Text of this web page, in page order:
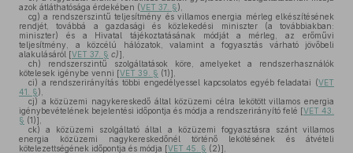
azok átláthatósága érdekében (VET 37. §),
cg) a rendszerszintű teljesítmény és villamos energia mérleg elkészítésének
rendjét, továbbá a gazdasági és közlekedési miniszter (a továbbiakban:
miniszter) és a Hivatal tájékoztatásának módját a mérleg, az erőművi
teljesítmény, a közcélú hálózatok, valamint a fogyasztás várható jövőbeli
alakulásáról [VET 37. § c)],
ch) rendszerszintű szolgáltatások köre, amelyeket a rendszerhasználók
kötelesek igénybe venni [VET 39. § (1)],
ci) a rendszerirányítás többi engedélyessel kapcsolatos egyéb feladatai (VET
41. §),
cj) a közüzemi nagykereskedő által közüzemi célra lekötött villamos energia
igénybevételének bejelentési időpontja és módja a rendszerirányító felé [VET 43.
§ (1)],
ck) a közüzemi szolgáltató által a közüzemi fogyasztásra szánt villamos
energia közüzemi nagykereskedőnél történő lekötésének és átvételi
kötelezettségének időpontja és módja [VET 45. § (2)],